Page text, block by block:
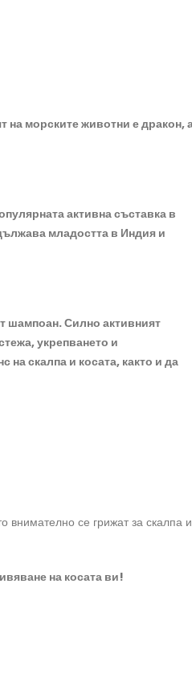
на морските животни е дракон,
активна съставка в
младостта в Индия и
шампоан. Силно активният
укрепването и
скалпа и косата, както и да
внимателно се грижат за скалпа и
на косата ви!